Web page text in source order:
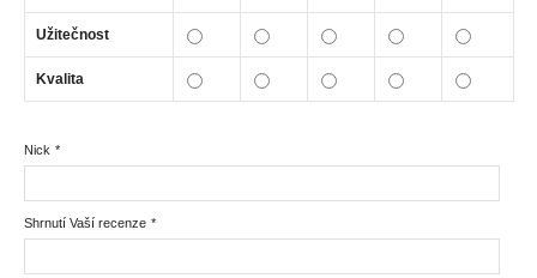
Užitečnost
Kvalita
*
Nick
*
Shrnutí Vaší recenze